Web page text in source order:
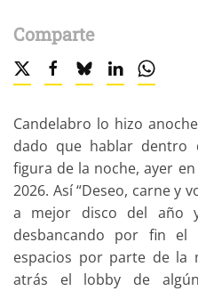
Comparte
Candelabro lo hizo
dado que hablar dentro
figura de la noche, ayer
2026. Así “Deseo, carne y
a mejor disco del año
desbancando por fin el
espacios por parte de la
atrás el lobby de